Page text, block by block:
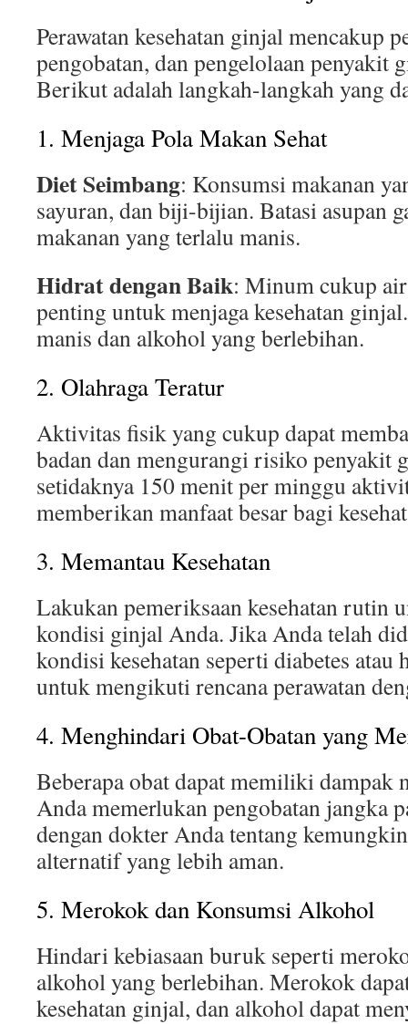
Perawatan kesehatan ginjal mencakup
pengobatan, dan pengelolaan penyakit
Berikut adalah langkah-langkah yang
1. Menjaga Pola Makan Sehat
Diet Seimbang: Konsumsi makanan
sayuran, dan biji-bijian. Batasi asupan
makanan yang terlalu manis.
Hidrat dengan Baik: Minum cukup
penting untuk menjaga kesehatan
manis dan alkohol yang berlebihan.
2. Olahraga Teratur
Aktivitas fisik yang cukup dapat
badan dan mengurangi risiko penyakit
setidaknya 150 menit per minggu
memberikan manfaat besar bagi
3. Memantau Kesehatan
Lakukan pemeriksaan kesehatan rutin
kondisi ginjal Anda. Jika Anda telah
kondisi kesehatan seperti diabetes
untuk mengikuti rencana perawatan
4. Menghindari Obat-Obatan yang
Beberapa obat dapat memiliki dampak
Anda memerlukan pengobatan jangka
dengan dokter Anda tentang
alternatif yang lebih aman.
5. Merokok dan Konsumsi Alkohol
Hindari kebiasaan buruk seperti
alkohol yang berlebihan. Merokok
kesehatan ginjal, dan alkohol dapat